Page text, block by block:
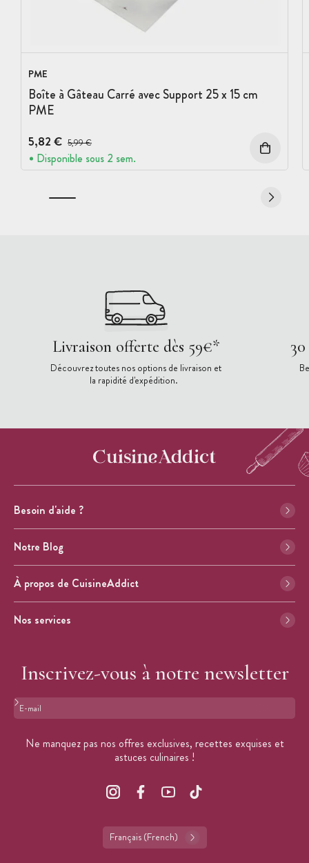
PME
Boîte à Gâteau Carré avec Support 25 x 15 cm
PME
5,82 € Prix avant réduction :
5,99 €
Disponible sous 2 sem.
Livraison offerte dès 59€*
Découvrez toutes nos options de livraison et
la rapidité d'expédition.
Besoin d'aide ?
Notre Blog
À propos de CuisineAddict
Nos services
Inscrivez-vous à notre newsletter
Format : adresse@email.com
Ne manquez pas nos offres exclusives, recettes exquises et
astuces culinaires !
Français (French)